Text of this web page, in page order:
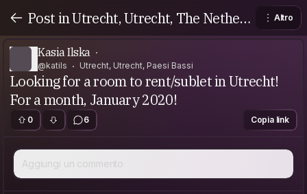
Post in Utrecht, Utrecht, The Netherl
ands
Altro
Kasia Ilska
@katils Utrecht, Utrecht, Paesi Bassi
Looking for a room to rent/sublet in Utrecht!
For a month, January 2020!
0 6 Copia link
Aggiungi un commento